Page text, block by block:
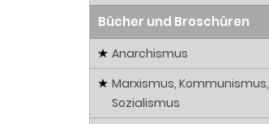
Bücher und Broschüren
Anarchismus
Marxismus, Kommunismus,
Sozialismus